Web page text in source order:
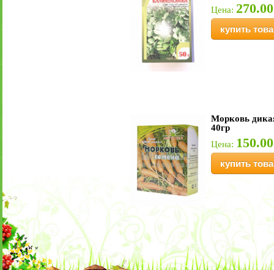
Цена:
купить
Морковь
40гр
Цена:
купить